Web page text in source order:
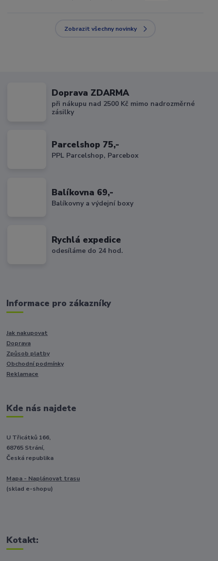
Zobrazit všechny novinky
Doprava ZDARMA
při nákupu nad 2500 Kč mimo nadrozměrné
zásilky
Parcelshop 75,-
PPL Parcelshop, Parcebox
Balíkovna 69,-
Balíkovny a výdejní boxy
Rychlá expedice
odesíláme do 24 hod.
Informace pro zákazníky
Jak nakupovat
Doprava
Způsob platby
Obchodní podmínky
Reklamace
Kde nás najdete
U Třicátků 166,
68765 Strání,
Česká republika
Mapa - Naplánovat trasu
(sklad e-shopu)
Kotakt: